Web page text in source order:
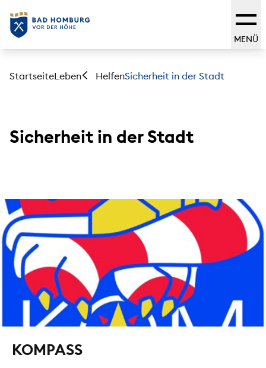
MENÜ
StartseiteLeben HelfenSicherheit in der Stadt
Sicherheit in der Stadt
KOMPASS